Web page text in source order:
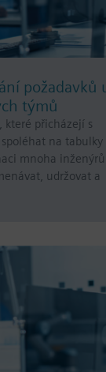
požadavků
týmů
které přicházejí s
na tabulky
mnoha
udržovat a